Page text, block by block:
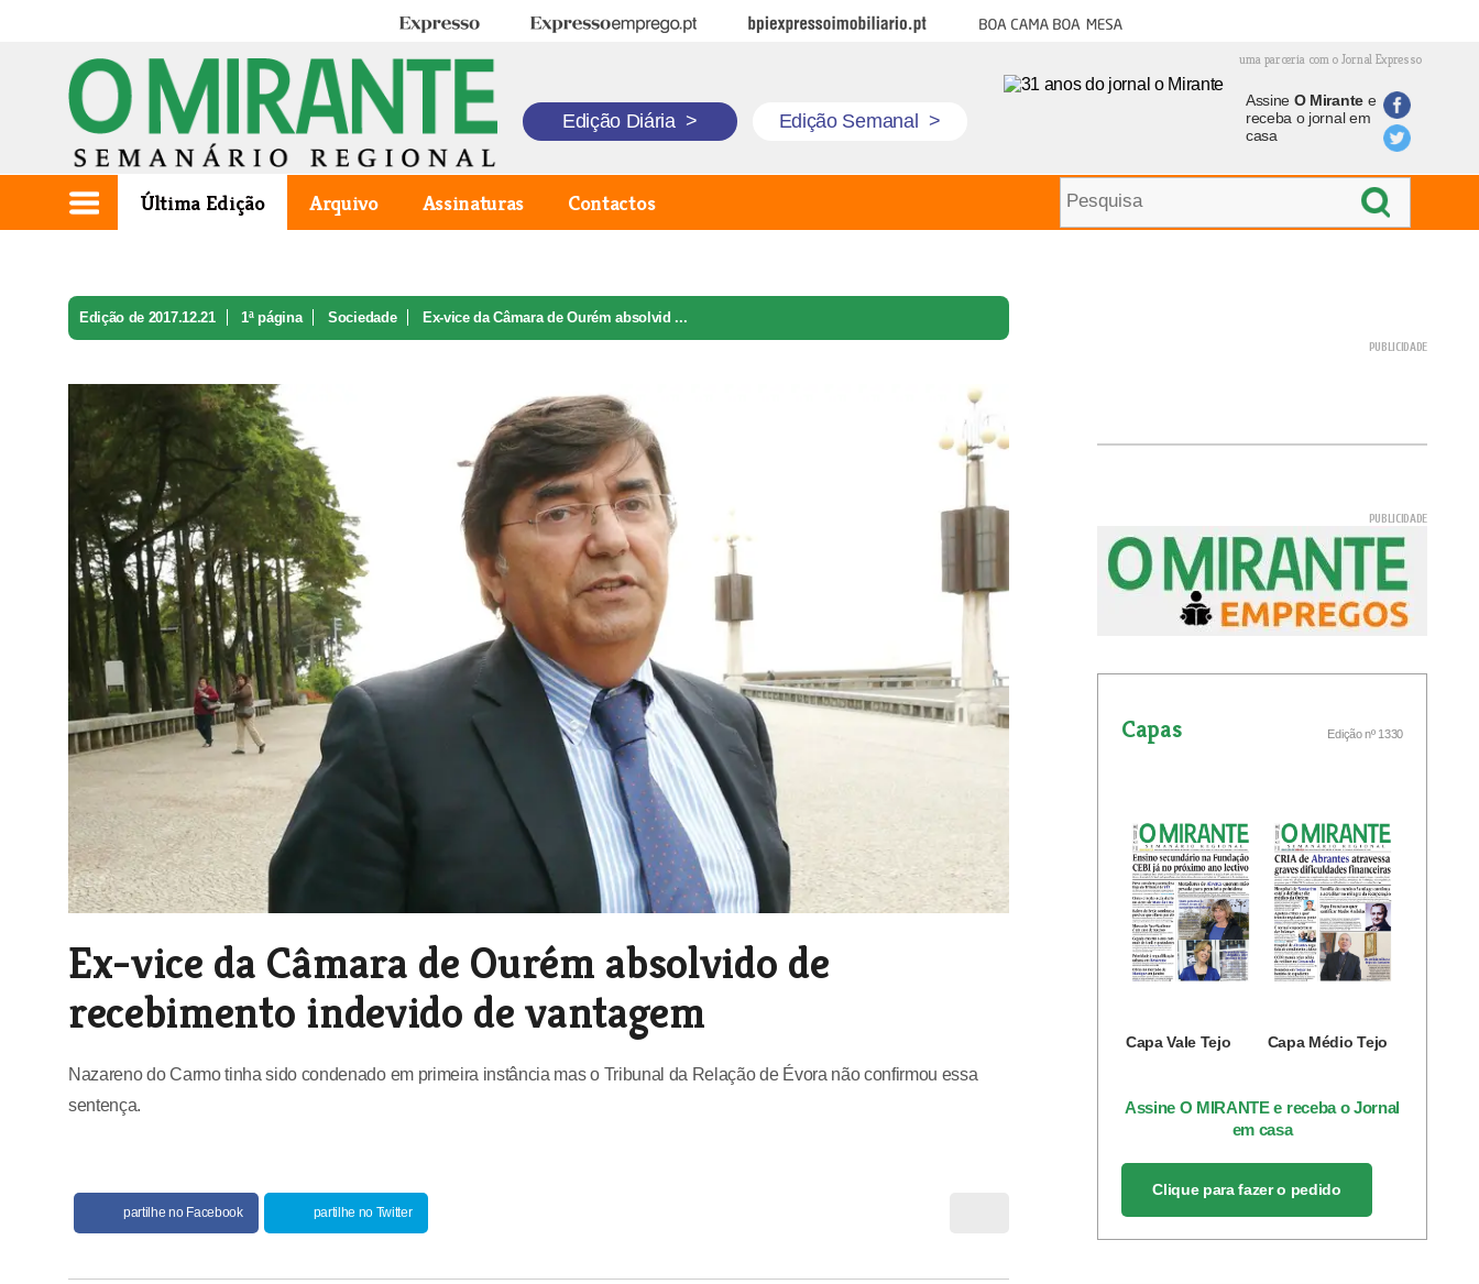
Expresso Expresso Emprego BPI Expresso Imobiliário Boa cama boa mesa
uma parceria com o Jornal Expresso
Edição Diária > Edição Semanal >
Assine O Mirantee
receba o jornal em
casa
Última Edição Arquivo Assinaturas Contactos
Edição de 2017.12.21 1ª página Sociedade Ex-vice da Câmara de Ourém absolvid ...
Ex-vice da Câmara de Ourém absolvido de
recebimento indevido de vantagem
Nazareno do Carmo tinha sido condenado em primeira instância mas o Tribunal da Relação de Évora não confirmou essa
sentença.
partilhe no Facebook partilhe no Twitter
Capas Edição nº 1330
Capa Vale Tejo Capa Médio Tejo
Assine O MIRANTE e receba o Jornal
em casa
Clique para fazer o pedido